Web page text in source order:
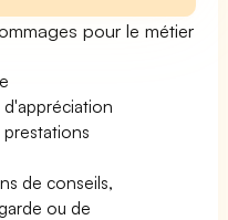
pour le métier
de conseils,
ou de